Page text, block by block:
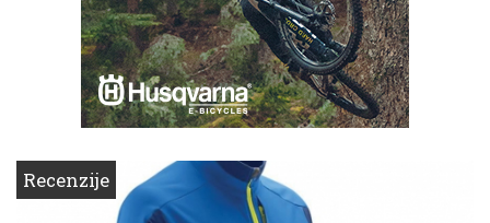
Recenzije